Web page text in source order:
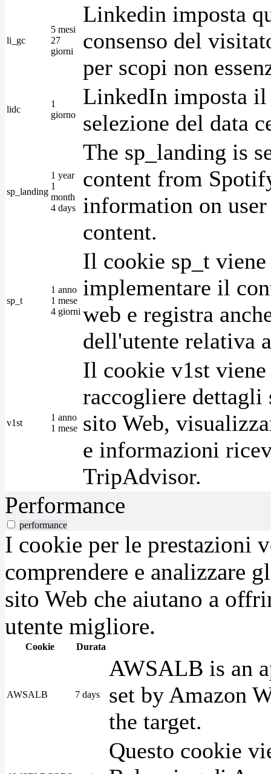
li_gc
5 mesi
27
giorni
Linkedin imposta
consenso del
per scopi non
lidc
1
giorno
LinkedIn imposta
selezione del data
sp_landing
1 year
1
month
4 days
The sp_landing is
content from
information on
content.
sp_t
1 anno
1 mese
4 giorni
Il cookie sp_t
implementare il
web e registra
dell'utente relativa
v1st
1 anno
1 mese
Il cookie v1st
raccogliere
sito Web,
e informazioni
TripAdvisor.
Performance
performance
I cookie per le prestazioni
comprendere e analizzare
sito Web che aiutano a
utente migliore.
Cookie Durata
AWSALB 7 days
AWSALB is an
set by Amazon
the target.
Questo cookie